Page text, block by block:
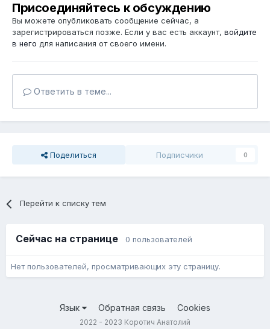
Присоединяйтесь к обсуждению
Вы можете опубликовать сообщение сейчас, а
зарегистрироваться позже. Если у вас есть аккаунт, войдите
в него для написания от своего имени.
Ответить в теме...
Поделиться Подписчики 0
Перейти к списку тем
Сейчас на странице 0 пользователей
Нет пользователей, просматривающих эту страницу.
Язык Обратная связь Cookies
2022 - 2023 Коротич Анатолий